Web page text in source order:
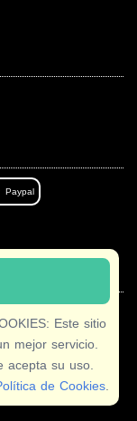
Este sitio
mejor servicio.
acepta su uso.
de Cookies
Paypal
Reservados